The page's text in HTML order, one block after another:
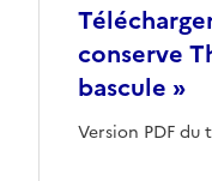
conserve
bascule »
Version PDF du